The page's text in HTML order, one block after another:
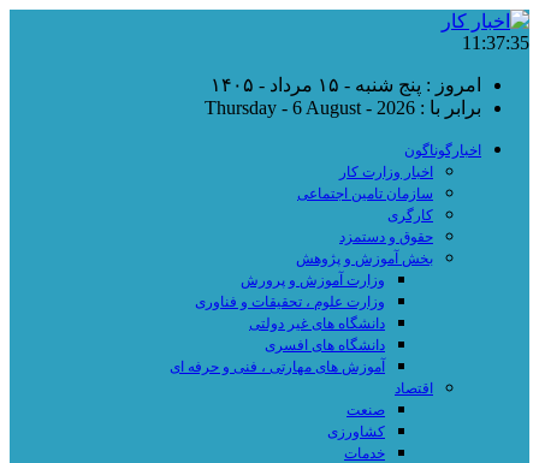
11:37:35
امروز : پنج شنبه - ۱۵ مرداد - ۱۴۰۵
برابر با : Thursday - 6 August - 2026
اخبارگوناگون
اخبار وزارت کار
سازمان تامین اجتماعی
کارگری
حقوق و دستمزد
بخش آموزش و پژوهش
وزارت آموزش و پرورش
وزارت علوم ، تحقیقات و فناوری
دانشگاه های غیر دولتی
دانشگاه های افسری
آموزش های مهارتی ، فنی و حرفه ای
اقتصاد
صنعت
کشاورزی
خدمات